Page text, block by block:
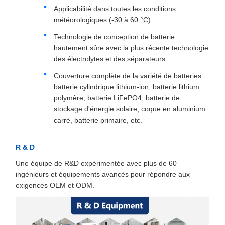
Applicabilité dans toutes les conditions
météorologiques (-30 à 60 °C)
Technologie de conception de batterie
hautement sûre avec la plus récente technologie
des électrolytes et des séparateurs
Couverture complète de la variété de batteries:
batterie cylindrique lithium-ion, batterie lithium
polymère, batterie LiFePO4, batterie de
stockage d'énergie solaire, coque en aluminium
carré, batterie primaire, etc.
R & D
Une équipe de R&D expérimentée avec plus de 60
ingénieurs et équipements avancés pour répondre aux
exigences OEM et ODM.